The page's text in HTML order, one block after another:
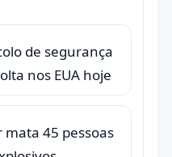
de segurança
nos EUA hoje
mata 45 pessoas